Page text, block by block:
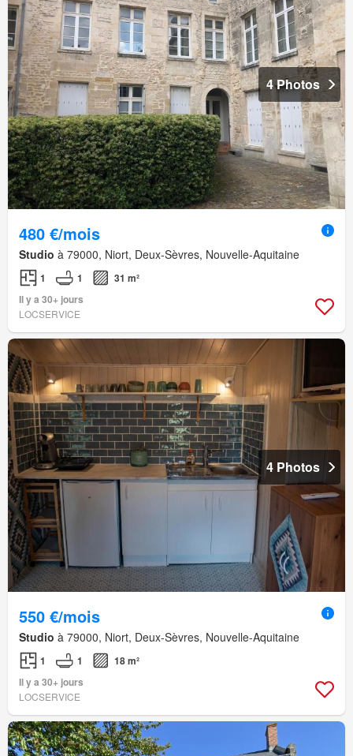
4 Photos
480 €/mois
Studio à 79000, Niort, Deux-Sèvres, Nouvelle-Aquitaine
1 1
31 m²
Il y a 30+ jours
LOCSERVICE
4 Photos
550 €/mois
Studio à 79000, Niort, Deux-Sèvres, Nouvelle-Aquitaine
1 1
18 m²
Il y a 30+ jours
LOCSERVICE